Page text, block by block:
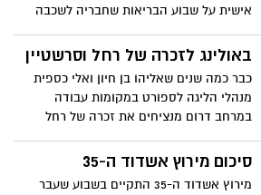
אישית על שבוע הבריאות שחבריה לשכבה
בריאה וסיפוק עצמי על תרומתם להצלת חיים
של אחרים. מסקנה: תרומת דם טובה למקבל
ולנותן כאחד ומסייעת בשמירה על הבריאות.
באולינג לזכרה של רחל וסרשטיין
כבר כמה שנים שאליהו בן חיון ואלי כספית
מנהלי הליגה לספורט במקומות עבודה
במרחב דרום מנציחים את זכרה של רחל
פעילה מרכזית בליגת הבאולינג באירוע חגיגי
ובערב שכולו באולינג כמו שרחל אהבה
סיכום מירוץ אשדוד ה-35
מירוץ אשדוד ה-35 התקיים בשבוע שעבר